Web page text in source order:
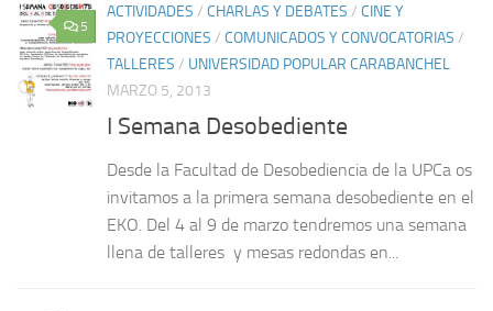
5
ACTIVIDADES / CHARLAS Y DEBATES / CINE Y
PROYECCIONES / COMUNICADOS Y CONVOCATORIAS /
TALLERES / UNIVERSIDAD POPULAR CARABANCHEL
MARZO 5, 2013
I Semana Desobediente
Desde la Facultad de Desobediencia de la UPCa os
invitamos a la primera semana desobediente en el
EKO. Del 4 al 9 de marzo tendremos una semana
llena de talleres y mesas redondas en...